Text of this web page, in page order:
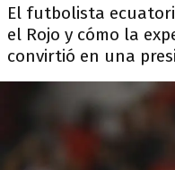
El futbolista
el Rojo y cómo la
convirtió en una